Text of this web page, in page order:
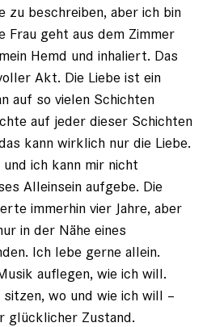
zu beschreiben, aber ich bin
Frau geht aus dem Zimmer
Hemd und inhaliert. Das
Akt. Die Liebe ist ein
auf so vielen Schichten
auf jeder dieser Schichten
kann wirklich nur die Liebe.
ich kann mir nicht
Alleinsein aufgebe. Die
immerhin vier Jahre, aber
in der Nähe eines
Ich lebe gerne allein.
auflegen, wie ich will.
wo und wie ich will –
glücklicher Zustand.